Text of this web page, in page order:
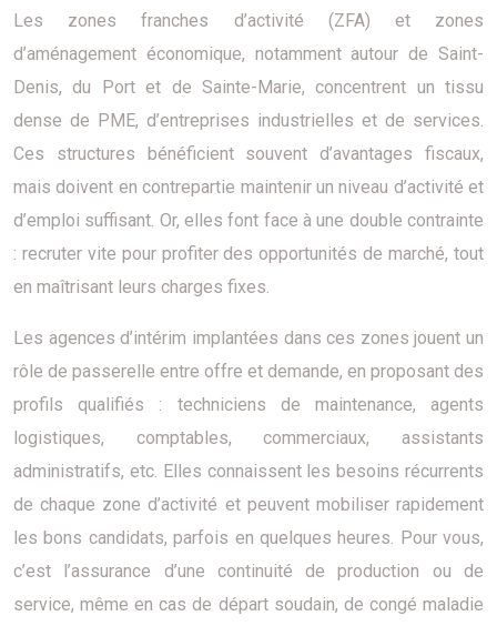
Les zones franches d’activité (ZFA) et zones
d’aménagement économique, notamment autour de Saint-
Denis, du Port et de Sainte-Marie, concentrent un tissu
dense de PME, d’entreprises industrielles et de services.
Ces structures bénéficient souvent d’avantages fiscaux,
mais doivent en contrepartie maintenir un niveau d’activité et
d’emploi suffisant. Or, elles font face à une double contrainte
: recruter vite pour profiter des opportunités de marché, tout
en maîtrisant leurs charges fixes.
Les agences d’intérim implantées dans ces zones jouent un
rôle de passerelle entre offre et demande, en proposant des
profils qualifiés : techniciens de maintenance, agents
logistiques, comptables, commerciaux, assistants
administratifs, etc. Elles connaissent les besoins récurrents
de chaque zone d’activité et peuvent mobiliser rapidement
les bons candidats, parfois en quelques heures. Pour vous,
c’est l’assurance d’une continuité de production ou de
service, même en cas de départ soudain, de congé maladie